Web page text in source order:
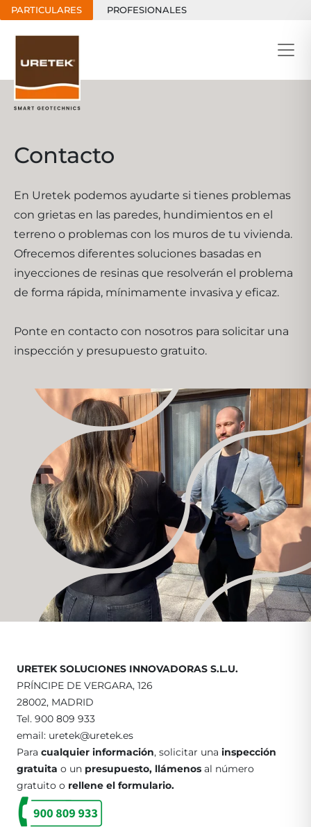
PARTICULARES PROFESIONALES
Contacto
En Uretek podemos ayudarte si tienes problemas
con grietas en las paredes, hundimientos en el
terreno o problemas con los muros de tu vivienda.
Ofrecemos diferentes soluciones basadas en
inyecciones de resinas que resolverán el problema
de forma rápida, mínimamente invasiva y eficaz.
Ponte en contacto con nosotros para solicitar una
inspección y presupuesto gratuito.
URETEK SOLUCIONES INNOVADORAS S.L.U.
PRÍNCIPE DE VERGARA, 126
28002, MADRID
Tel. 900 809 933
email: uretek@uretek.es
Para cualquier información, solicitar una inspección
gratuita o un presupuesto, llámenos al número
gratuito o rellene el formulario.